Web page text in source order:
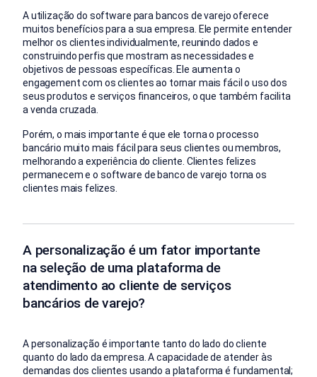
A utilização do software para bancos de varejo oferece
muitos benefícios para a sua empresa. Ele permite entender
melhor os clientes individualmente, reunindo dados e
construindo perfis que mostram as necessidades e
objetivos de pessoas específicas. Ele aumenta o
engagement com os clientes ao tornar mais fácil o uso dos
seus produtos e serviços financeiros, o que também facilita
a venda cruzada.
Porém, o mais importante é que ele torna o processo
bancário muito mais fácil para seus clientes ou membros,
melhorando a experiência do cliente. Clientes felizes
permanecem e o software de banco de varejo torna os
clientes mais felizes.
A personalização é um fator importante
na seleção de uma plataforma de
atendimento ao cliente de serviços
bancários de varejo?
A personalização é importante tanto do lado do cliente
quanto do lado da empresa. A capacidade de atender às
demandas dos clientes usando a plataforma é fundamental;